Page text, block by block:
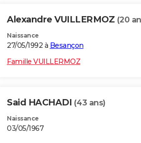
Alexandre VUILLERMOZ (20
Naissance
27/05/1992 à Besançon
Famille VUILLERMOZ
Said HACHADI (43 ans)
Naissance
03/05/1967